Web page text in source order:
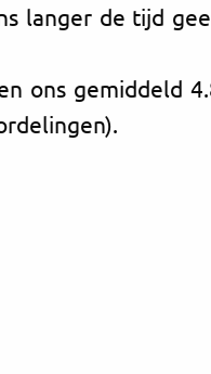
langer de tijd
ons gemiddeld